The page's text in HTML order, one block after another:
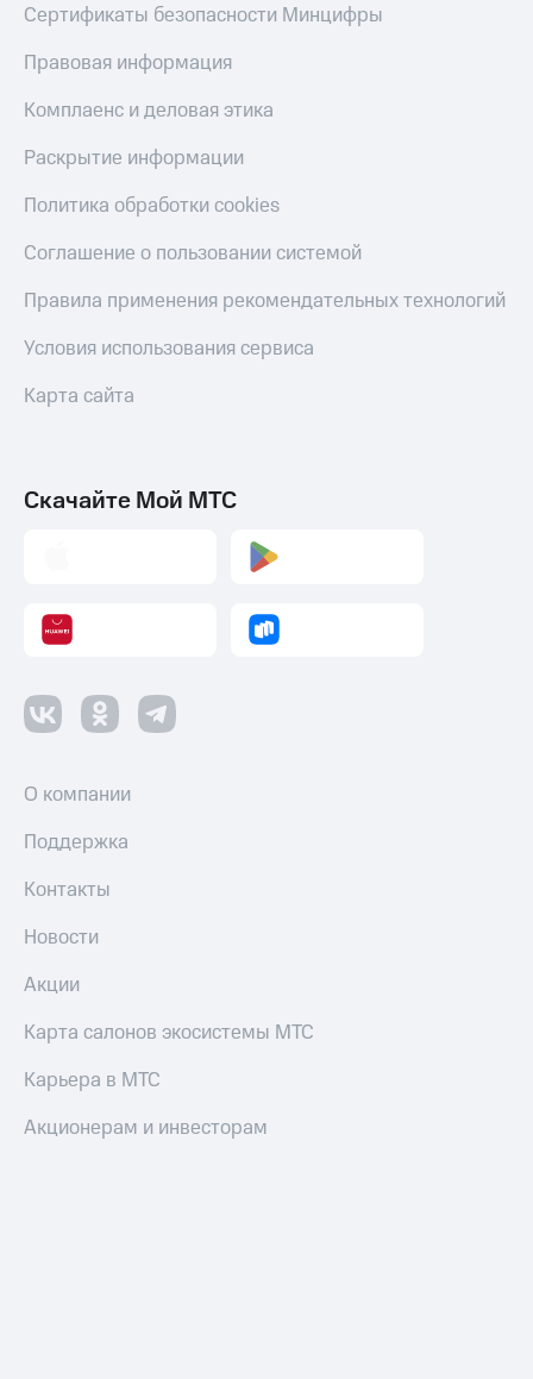
Сертификаты безопасности Минцифры
Правовая информация
Комплаенс и деловая этика
Раскрытие информации
Политика обработки cookies
Соглашение о пользовании системой
Правила применения рекомендательных технологий
Условия использования сервиса
Карта сайта
Скачайте Мой МТС
О компании
Поддержка
Контакты
Новости
Акции
Карта салонов экосистемы МТС
Карьера в МТС
Акционерам и инвесторам